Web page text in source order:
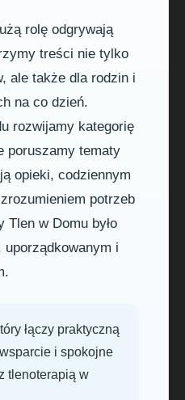
rolę odgrywają
treści nie tylko
ale także dla rodzin i
na co dzień.
rozwijamy kategorię
poruszamy tematy
opieki, codziennym
potrzeb
Tlen w Domu było
i
łączy praktyczną
i spokojne
tlenoterapią w